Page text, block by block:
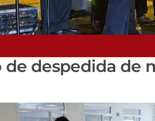
despedida de